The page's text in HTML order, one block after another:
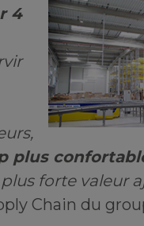
4
plus
forte valeur
Chain du